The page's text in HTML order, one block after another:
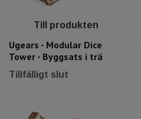
Till produkten
Ugears - Modular Dice
Tower - Byggsats i trä
Tillfälligt slut